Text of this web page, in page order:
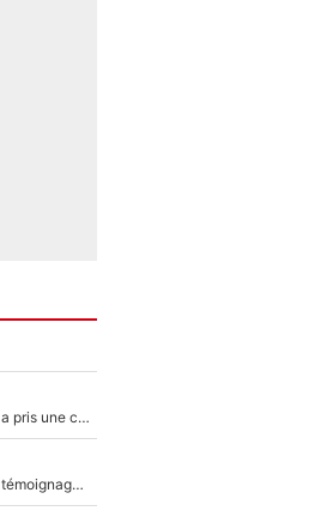
Sans Ousmane Dembélé et Désiré Doué, le PSG a pris une correction face à Majorque : Luis Enrique attend avec impatience des renforts !
F1 : « Je lui ai fait un câlin, puis j’ai dû partir...», le témoignage émouvant de Max Verstappen sur sa fille